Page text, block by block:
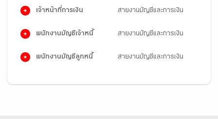
เจ้าหน้าที่การเงิน สายงานบัญชีและการเงิน
พนักงานบัญชีเจ้าหนี้ สายงานบัญชีและการเงิน
พนักงานบัญชีลูกหนี้ สายงานบัญชีและการเงิน